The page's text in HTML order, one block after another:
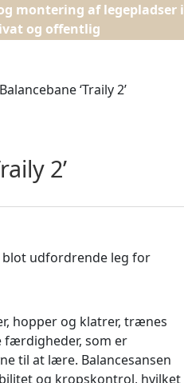
‘Traily 2’
2’
blot udfordrende leg for
hopper og klatrer, trænes
færdigheder, som er
til at lære. Balancesansen
og kropskontrol, hvilket